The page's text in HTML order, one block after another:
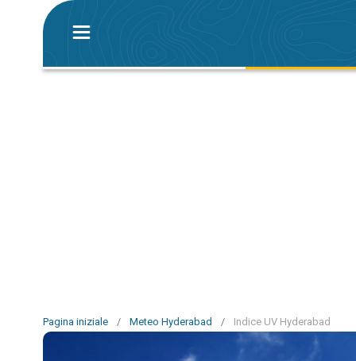
Pagina iniziale / Meteo Hyderabad / Indice UV Hyderabad